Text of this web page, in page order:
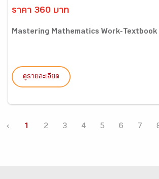
ราคา 360 บาท
Mastering Mathematics Work-Textbook
ดูรายละเอียด
‹ 1 2 3 4 5 6 7